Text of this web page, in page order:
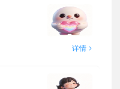
详情 >